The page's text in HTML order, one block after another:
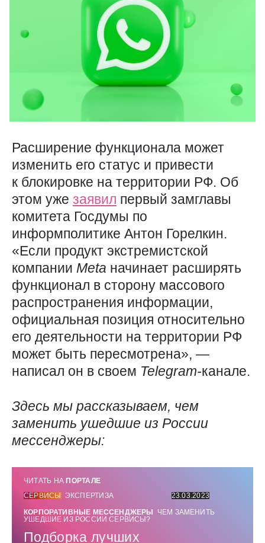
Расширение функционала может
изменить его статус и привести
к блокировке на территории РФ. Об
этом уже заявил первый замглавы
комитета Госдумы по
информполитике Антон Горелкин.
«Если продукт экстремистской
компании Meta начинает расширять
функционал в сторону массового
распространения информации,
официальная позиция относительно
его деятельности на территории РФ
может быть пересмотрена», —
написал он в своем Telegram-канале.
Здесь мы рассказываем, чем
заменить ушедшие из России
мессенджеры:
ЧИТАТЬ НА ПОРТАЛЕ
СЕРВИСЫ
ЭКСПЕРТИЗА
23.03.2023
КОРПОРАТИВНЫЕ МЕССЕНДЖЕРЫ
ЧЕМ ЗАМЕНИТЬ
УШЕДШИЕ ИЗ РОССИИ СЕРВИСЫ?
Подборка лучших